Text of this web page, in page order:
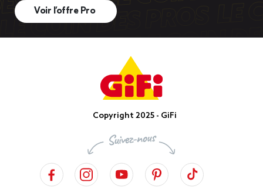
Voir l’offre Pro
Copyright 2025 - GiFi